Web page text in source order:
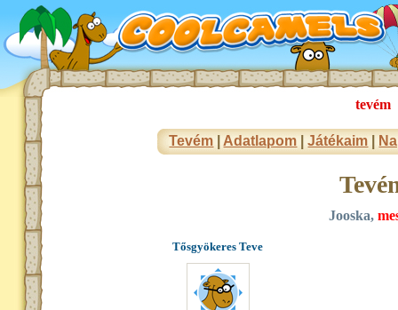
tevém
Tevém Adatlapom |Játékaim
Jooska,
Tősgyökeres Teve